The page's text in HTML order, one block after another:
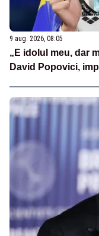
9 aug. 2026, 08:05
„E idolul meu, dar
David Popovici,